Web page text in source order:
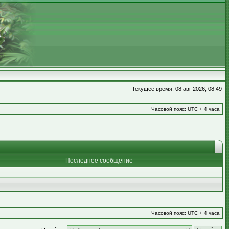
Текущее время: 08 авг 2026, 08:49
Часовой пояс: UTC + 4 часа
Последнее сообщение
Часовой пояс: UTC + 4 часа